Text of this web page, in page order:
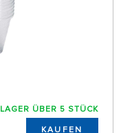
LAGER ÜBER 5 STÜCK
KAUFEN